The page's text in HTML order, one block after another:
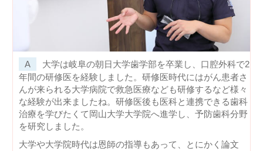
大学は岐阜の朝日大学歯学部を卒業し、口腔外科で2
年間の研修医を経験しました。研修医時代にはがん患者さ
んが来られる大学病院で救急医療なども研修するなど様々
な経験が出来ましたね。研修医後も医科と連携できる歯科
治療を学びたくて岡山大学大学院へ進学し、予防歯科分野
を研究しました。
大学や大学院時代は恩師の指導もあって、とにかく論文